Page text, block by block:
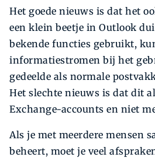
Het goede nieuws is dat het
een klein beetje in Outlook
bekende functies gebruikt,
informatiestromen bij het
gedeelde als normale
Het slechte nieuws is dat dit
Exchange-accounts en niet
Als je met meerdere mensen
beheert, moet je veel